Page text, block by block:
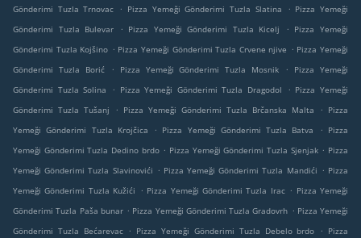
Gönderimi Tuzla Trnovac
. Pizza Yemeği Gönderimi Tuzla Slatina . Pizza Yemeği
Gönderimi Tuzla Bulevar
. Pizza Yemeği Gönderimi Tuzla Kicelj . Pizza Yemeği
Gönderimi Tuzla Kojšino . Pizza Yemeği Gönderimi Tuzla Crvene njive . Pizza Yemeği
Gönderimi Tuzla Borić
. Pizza Yemeği Gönderimi Tuzla Mosnik .
Pizza Yemeği
Gönderimi Tuzla Solina
. Pizza Yemeği Gönderimi Tuzla Dragodol . Pizza Yemeği
Gönderimi Tuzla Tušanj
. Pizza Yemeği Gönderimi Tuzla Brčanska Malta . Pizza
Yemeği Gönderimi Tuzla Krojčica
. Pizza Yemeği Gönderimi Tuzla Batva . Pizza
Yemeği Gönderimi Tuzla Dedino brdo . Pizza Yemeği Gönderimi Tuzla Sjenjak . Pizza
Yemeği Gönderimi Tuzla Slavinovići . Pizza Yemeği Gönderimi Tuzla Mandići . Pizza
Yemeği Gönderimi Tuzla Kužići
. Pizza Yemeği Gönderimi Tuzla Irac . Pizza Yemeği
Gönderimi Tuzla Paša bunar . Pizza Yemeği Gönderimi Tuzla Gradovrh . Pizza Yemeği
Gönderimi Tuzla Bećarevac . Pizza Yemeği Gönderimi Tuzla Debelo brdo . Pizza